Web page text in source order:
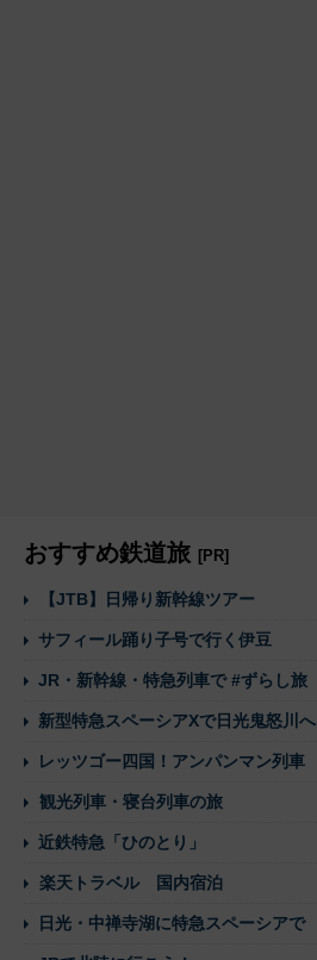
おすすめ鉄道旅 [PR]
【JTB】日帰り新幹線ツアー
サフィール踊り子号で行く伊豆
JR・新幹線・特急列車で #ずらし旅
新型特急スペーシアXで日光鬼怒川へ
レッツゴー四国！アンパンマン列車
観光列車・寝台列車の旅
近鉄特急「ひのとり」
楽天トラベル 国内宿泊
日光・中禅寺湖に特急スペーシアで